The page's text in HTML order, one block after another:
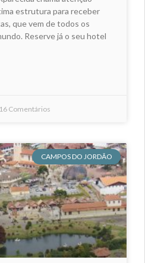
estrutura para receber
que vem de todos os
Reserve já o seu hotel
16 Comentários
CAMPOS DO JORDÃO